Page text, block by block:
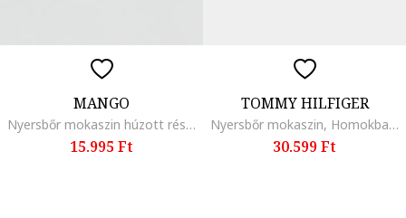
MANGO
Nyersbőr mokaszin húzott részlettel, Barna
15.995 Ft
TOMMY HILFIGER
Nyersbőr mokaszin, Homokbarna
30.599 Ft